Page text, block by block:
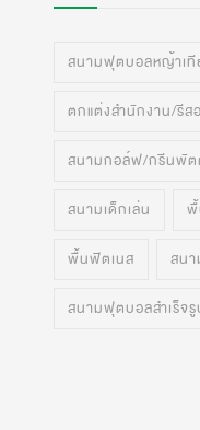
สนามฟุตบอลหญ้าเที
ตกแต่งสำนักงาน/รีส
สนามกอล์ฟ/กรีนพั
สนามเด็กเล่น พื้
พื้นฟิตเนส สน
สนามฟุตบอลสำเร็จรู